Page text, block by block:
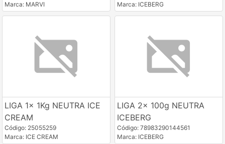
Marca: MARVI
Marca: ICEBERG
LIGA 1x 1Kg NEUTRA ICE
CREAM
Código: 25055259
Marca: ICE CREAM
LIGA 2x 100g NEUTRA
ICEBERG
Código: 78983290144561
Marca: ICEBERG